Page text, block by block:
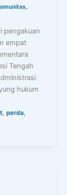
,
pengakuan
empat
Tengah
hukum
,perda,